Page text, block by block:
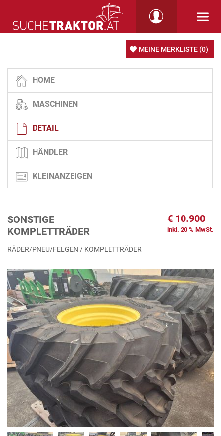
MEINE MERKLISTE (0)
HOME
MASCHINEN
DETAIL
HÄNDLER
KLEINANZEIGEN
SONSTIGE
KOMPLETTRÄDER
€ 10.900
inkl. 20 % MwSt.
RÄDER/PNEU/FELGEN / KOMPLETTRÄDER